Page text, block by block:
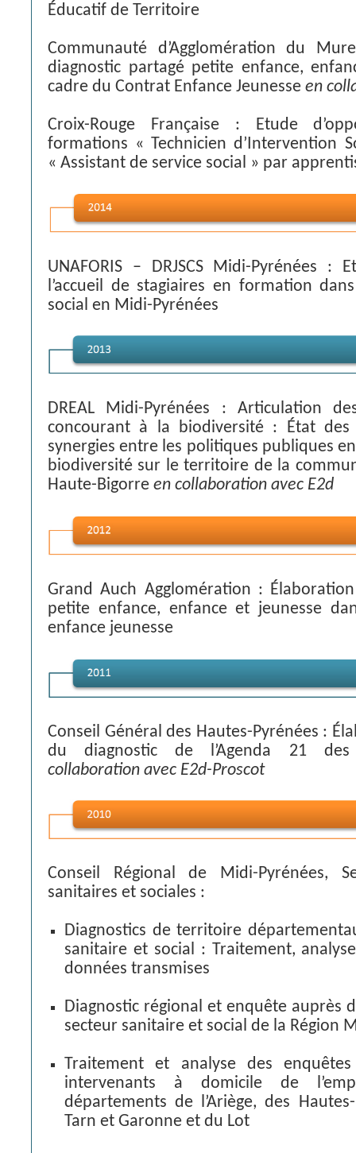
Éducatif de Territoire
Communauté d’Agglomération du
diagnostic partagé petite enfance,
cadre du Contrat Enfance Jeunesse en
Croix-Rouge Française : Etude
formations « Technicien d’Intervention
« Assistant de service social » par
UNAFORIS – DRJSCS Midi-Pyrénées
l’accueil de stagiaires en formation
social en Midi-Pyrénées
DREAL Midi-Pyrénées : Articulation
concourant à la biodiversité : État
synergies entre les politiques publiques
biodiversité sur le territoire de la
Haute-Bigorre en collaboration avec E2d
Grand Auch Agglomération :
petite enfance, enfance et jeunesse
enfance jeunesse
Conseil Général des Hautes-Pyrénées :
du diagnostic de l’Agenda 21 des
collaboration avec E2d-Proscot
Conseil Régional de Midi-Pyrénées,
sanitaires et sociales :
Diagnostics de territoire
sanitaire et social : Traitement,
données transmises
Diagnostic régional et enquête auprès
secteur sanitaire et social de la Région
Traitement et analyse des
intervenants à domicile de
départements de l’Ariège, des
Tarn et Garonne et du Lot